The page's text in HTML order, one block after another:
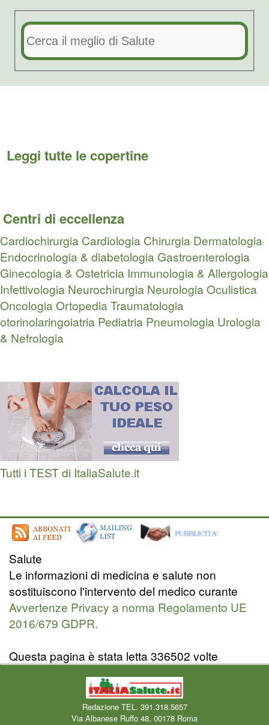
Leggi tutte le copertine
Centri di eccellenza
Cardiochirurgia Cardiologia Chirurgia Dermatologia
Endocrinologia & diabetologia Gastroenterologia
Ginecologia & Ostetricia Immunologia & Allergologia
Infettivologia Neurochirurgia NeurologiaOculistica
OncologiaOrtopedia Traumatologia
otorinolaringoiatria Pediatria Pneumologia Urologia
& Nefrologia
Tutti i TEST di ItaliaSalute.it
Salute
Le informazioni di medicina e salute non
sostituiscono l'intervento del medico curante
Avvertenze Privacy a norma Regolamento UE
2016/679 GDPR.
Questa pagina è stata letta 336502 volte
Redazione TEL. 391.318.5657
Via Albanese Ruffo 48, 00178 Roma